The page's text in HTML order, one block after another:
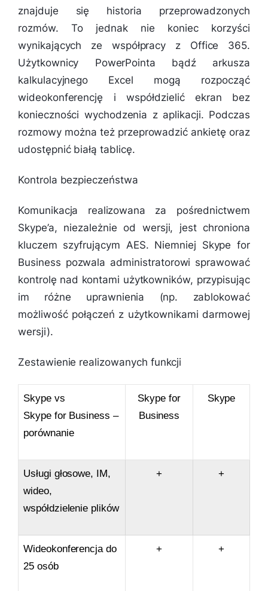
znajduje się historia przeprowadzonych
rozmów. To jednak nie koniec korzyści
wynikających ze współpracy z Office 365.
Użytkownicy PowerPointa bądź arkusza
kalkulacyjnego Excel mogą rozpocząć
wideokonferencję i współdzielić ekran bez
konieczności wychodzenia z aplikacji. Podczas
rozmowy można też przeprowadzić ankietę oraz
udostępnić białą tablicę.
Kontrola bezpieczeństwa
Komunikacja realizowana za pośrednictwem
Skype’a, niezależnie od wersji, jest chroniona
kluczem szyfrującym AES. Niemniej Skype for
Business pozwala administratorowi sprawować
kontrolę nad kontami użytkowników, przypisując
im różne uprawnienia (np. zablokować
możliwość połączeń z użytkownikami darmowej
wersji).
Zestawienie realizowanych funkcji
Skype vs
Skype for Business –
porównanie
Skype for
Business
Skype
Usługi głosowe, IM,
wideo,
współdzielenie plików
+ +
Wideokonferencja do
25 osób
+ +